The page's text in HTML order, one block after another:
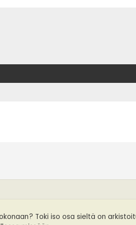
Toki iso osa sieltä on